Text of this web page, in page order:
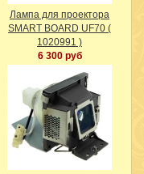
Лампа для проектора
SMART BOARD UF70 (
1020991 )
6 300 руб